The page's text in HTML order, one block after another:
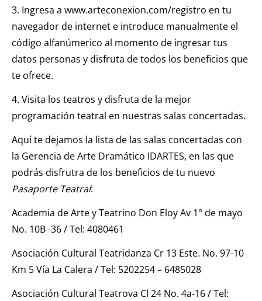
3. Ingresa a www.arteconexion.com/registro en tu
navegador de internet e introduce manualmente el
código alfanúmerico al momento de ingresar tus
datos personas y disfruta de todos los beneficios que
te ofrece.
4. Visita los teatros y disfruta de la mejor
programación teatral en nuestras salas concertadas.
Aquí te dejamos la lista de las salas concertadas con
la Gerencia de Arte Dramático IDARTES, en las que
podrás disfrutra de los beneficios de tu nuevo
Pasaporte Teatral:
Academia de Arte y Teatrino Don Eloy Av 1° de mayo
No. 10B -36 / Tel: 4080461
Asociación Cultural Teatridanza Cr 13 Este. No. 97-10
Km 5 Vía La Calera / Tel: 5202254 – 6485028
Asociación Cultural Teatrova Cl 24 No. 4a-16 / Tel: